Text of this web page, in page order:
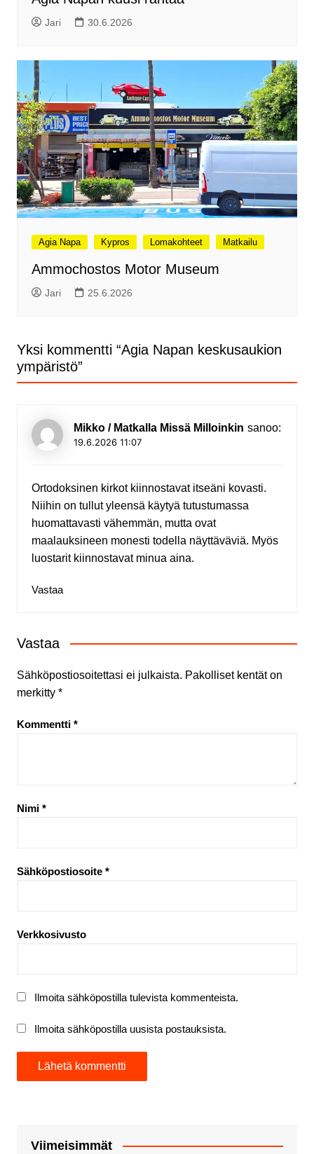
Jari 30.6.2026
Agia Napa Kypros Lomakohteet Matkailu
Ammochostos Motor Museum
Jari 25.6.2026
Yksi kommentti “Agia Napan keskusaukion
ympäristö”
Mikko / Matkalla Missä Milloinkin sanoo:
19.6.2026 11:07
Ortodoksinen kirkot kiinnostavat itseäni kovasti.
Niihin on tullut yleensä käytyä tutustumassa
huomattavasti vähemmän, mutta ovat
maalauksineen monesti todella näyttäväviä. Myös
luostarit kiinnostavat minua aina.
Vastaa
Vastaa
Sähköpostiosoitettasi ei julkaista. Pakolliset kentät on
merkitty *
Kommentti *
Nimi *
Sähköpostiosoite *
Verkkosivusto
Ilmoita sähköpostilla tulevista kommenteista.
Ilmoita sähköpostilla uusista postauksista.
Viimeisimmät